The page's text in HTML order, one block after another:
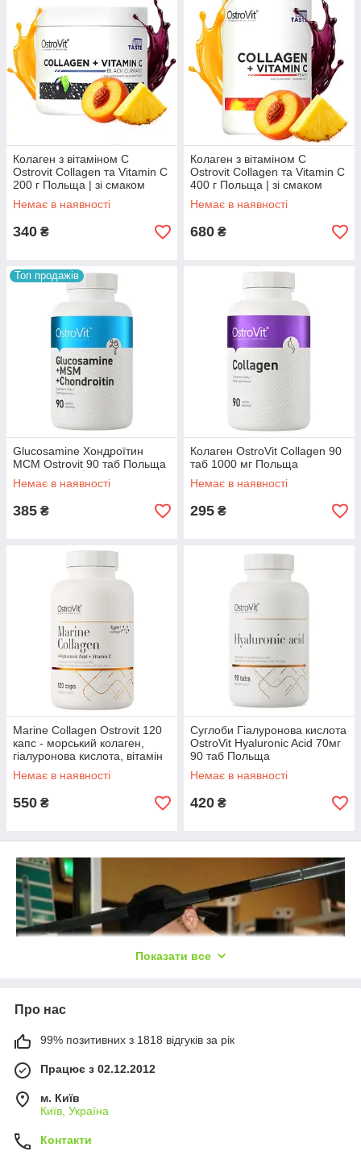
Колаген з вітаміном С
Ostrovit Сollagen та Vitamin C
200 г Польща | зі смаком
Немає в наявності
340 ₴
Колаген з вітаміном С
Ostrovit Сollagen та Vitamin C
400 г Польща | зі смаком
Немає в наявності
680 ₴
Топ продажів
Glucosamine Хондроїтин
МСМ Ostrovit 90 таб Польща
Немає в наявності
385 ₴
Колаген OstroVit Collagen 90
таб 1000 мг Польща
Немає в наявності
295 ₴
Marine Collagen Ostrovit 120
капс - морський колаген,
гіалуронова кислота, вітамін
С
Немає в наявності
550 ₴
Суглоби Гіалуронова кислота
OstroVit Hyaluronic Acid 70мг
90 таб Польща
Немає в наявності
420 ₴
Люди, які ведуть активний спосіб життя найбільше схильні до
отримання різних травм. Більш того, у теперішній час
травмувався. Високі фізичні навантаження призводять до
Показати все
Про нас
99% позитивних з 1818 відгуків за рік
Працює з 02.12.2012
м. Київ
Київ, Україна
Контакти